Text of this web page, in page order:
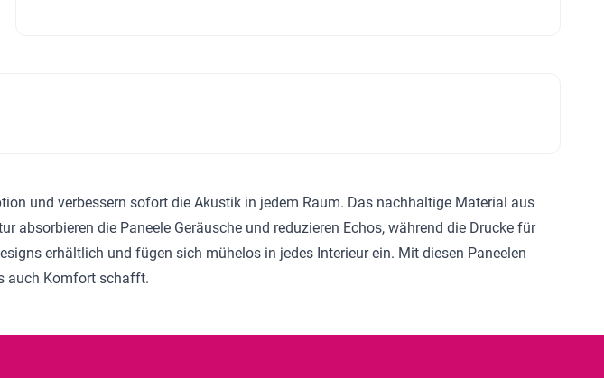
und verbessern sofort die Akustik in jedem Raum. Das nachhaltige Material aus
die Paneele Geräusche und reduzieren Echos, während die Drucke für
erhältlich und fügen sich mühelos in jedes Interieur ein. Mit diesen Paneelen
auch Komfort schafft.